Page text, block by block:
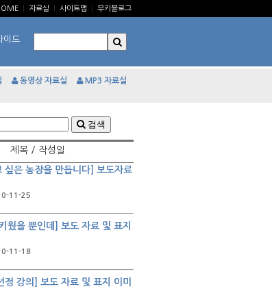
자료실 사이트맵 부키블로그
이드
동영상 자료실 MP3 자료실
검색
제목 / 작성일
싶은 농장을 만듭니다] 보도자료
11-25
웠을 뿐인데] 보도 자료 및 표지
11-18
정 강의] 보도 자료 및 표지 이미